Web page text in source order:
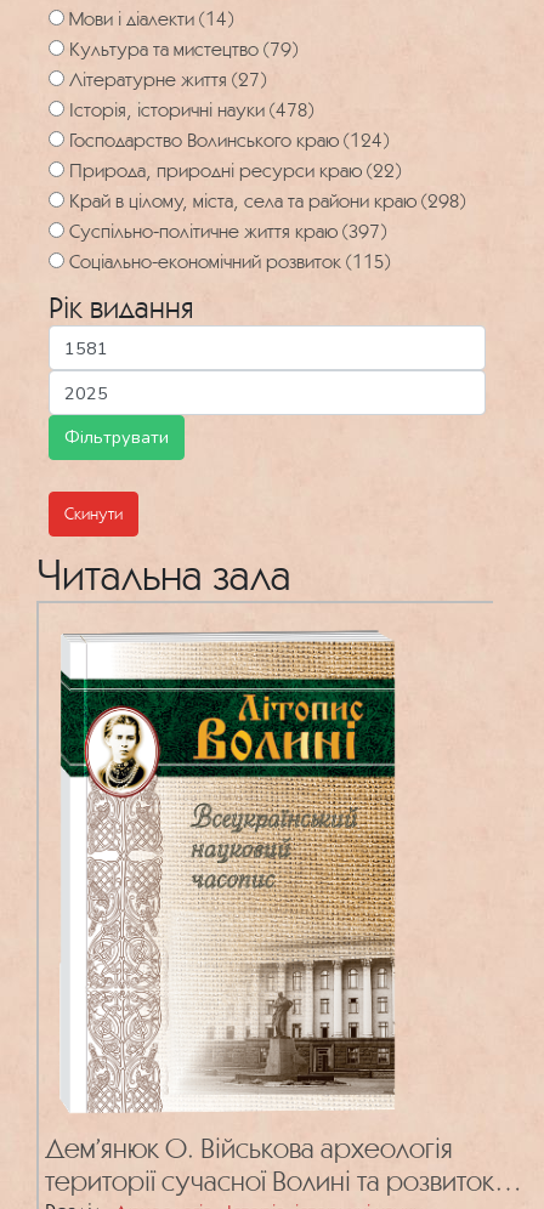
Мови і діалекти (14)
Культура та мистецтво (79)
Літературне життя (27)
Історія, історичні науки (478)
Господарство Волинського краю (124)
Природа, природні ресурси краю (22)
Край в цілому, міста, села та райони краю (298)
Суспільно-політичне життя краю (397)
Соціально-економічний розвиток (115)
Рік видання
Скинути
Читальна зала
Дем’янюк О. Військова археологія
території сучасної Волині та розвиток